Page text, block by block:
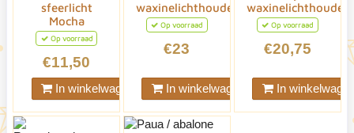
sfeerlicht
Mocha
Op voorraad
€11,50
In winkelwagen
waxinelichthouder
Op voorraad
€23
In winkelwagen
waxinelichthouder
Op voorraad
€20,75
In